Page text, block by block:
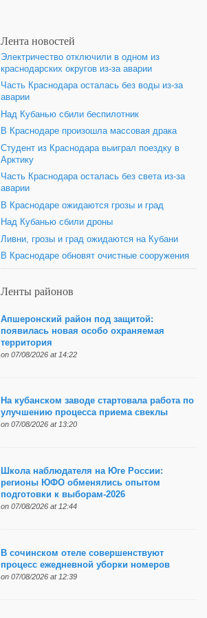
Лента новостей
Электричество отключили в одном из
краснодарских округов из-за аварии
Часть Краснодара осталась без воды из-за
аварии
Над Кубанью сбили беспилотник
В Краснодаре произошла массовая драка
Студент из Краснодара выиграл поездку в
Арктику
Часть Краснодара осталась без света из-за
аварии
В Краснодаре ожидаются грозы и град
Над Кубанью сбили дроны
Ливни, грозы и град ожидаются на Кубани
В Краснодаре обновят очистные сооружения
Ленты районов
Апшеронский район под защитой:
появилась новая особо охраняемая
территория
on 07/08/2026 at 14:22
На кубанском заводе стартовала работа по
улучшению процесса приема свеклы
on 07/08/2026 at 13:20
Школа наблюдателя на Юге России:
регионы ЮФО обменялись опытом
подготовки к выборам-2026
on 07/08/2026 at 12:44
В сочинском отеле совершенствуют
процесс ежедневной уборки номеров
on 07/08/2026 at 12:39